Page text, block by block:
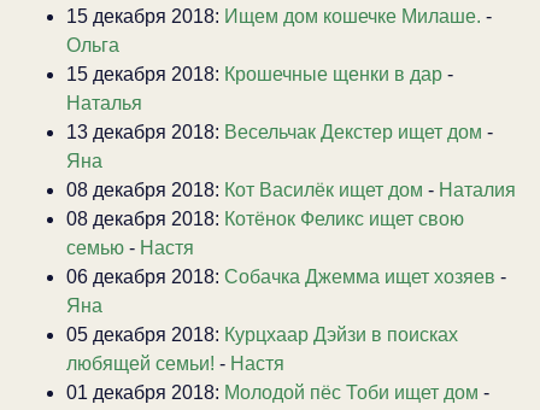
15 декабря 2018: Ищем дом кошечке Милаше. -
Ольга
15 декабря 2018: Крошечные щенки в дар -
Наталья
13 декабря 2018: Весельчак Декстер ищет дом -
Яна
08 декабря 2018: Кот Василёк ищет дом - Наталия
08 декабря 2018: Котёнок Феликс ищет свою
семью - Настя
06 декабря 2018: Собачка Джемма ищет хозяев -
Яна
05 декабря 2018: Курцхаар Дэйзи в поисках
любящей семьи! - Настя
01 декабря 2018: Молодой пёс Тоби ищет дом -